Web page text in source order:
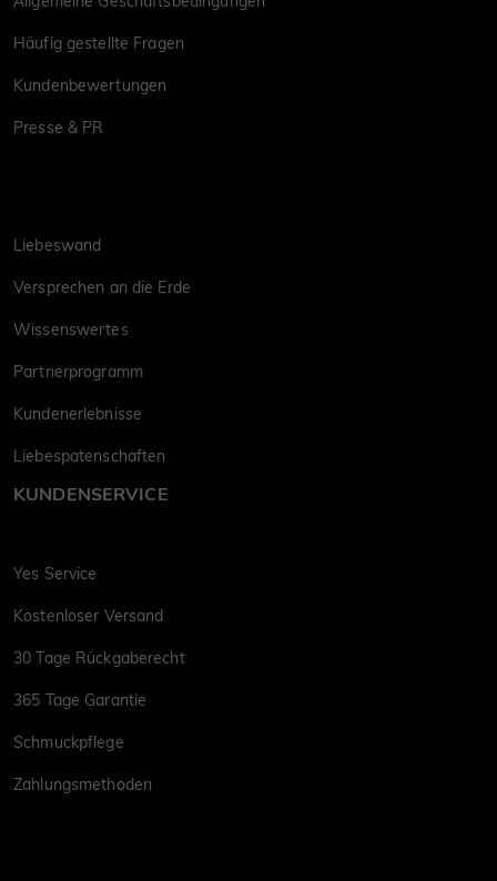
Häufig gestellte Fragen
Kundenbewertungen
Presse & PR
Liebeswand
Versprechen an die Erde
Wissenswertes
Partnerprogramm
Kundenerlebnisse
Liebespatenschaften
KUNDENSERVICE
Yes Service
Kostenloser Versand
30 Tage Rückgaberecht
365 Tage Garantie
Schmuckpflege
Zahlungsmethoden